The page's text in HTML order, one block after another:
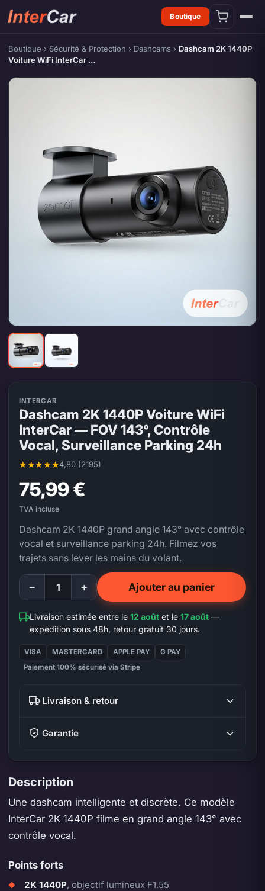
Boutique
Boutique › Sécurité & Protection › Dashcams › Dashcam 2K 1440P
Voiture WiFi InterCar …
INTERCAR
Dashcam 2K 1440P Voiture WiFi
InterCar — FOV 143°, Contrôle
Vocal, Surveillance Parking 24h
4,80 (2195)
Note moyenne 4,80 sur 5, 2195 évaluations
75,99 €
TVA incluse
Dashcam 2K 1440P grand angle 143° avec contrôle
vocal et surveillance parking 24h. Filmez vos
trajets sans lever les mains du volant.
− + Ajouter au panier
Livraison estimée entre le12 août et le17 août —
expédition sous 48h, retour gratuit 30 jours.
VISA MASTERCARD APPLE PAY
G PAY
Paiement 100% sécurisé via Stripe
Livraison & retour
Garantie
Description
Une dashcam intelligente et discrète. Ce modèle
InterCar 2K 1440P filme en grand angle 143° avec
contrôle vocal.
Points forts
2K 1440P, objectif lumineux F1.55